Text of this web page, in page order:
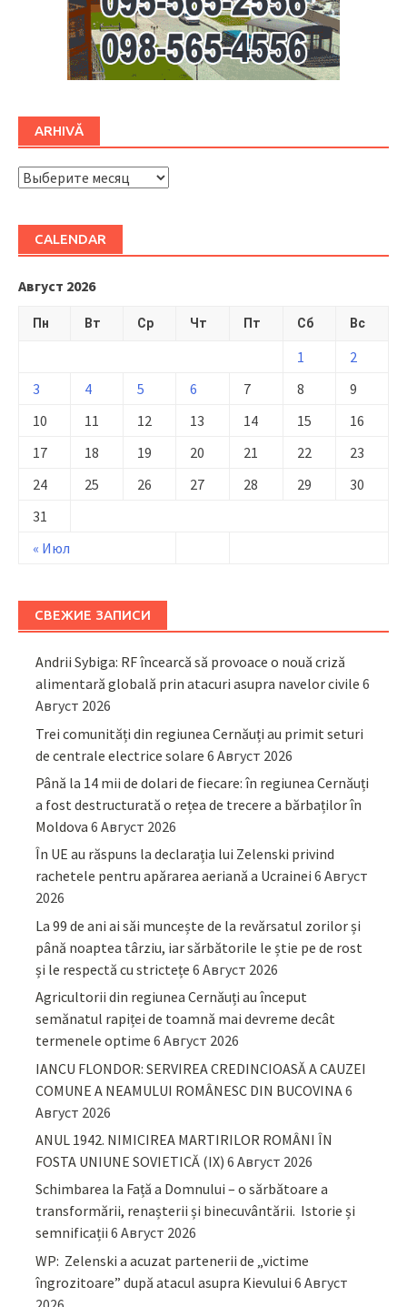
ARHIVĂ
ARHIVĂ
CALENDAR
Август 2026
Пн Вт Ср Чт Пт Сб Вс
« Июл
1
2
3
4 5 6 7 8
9
10
11 12 13 14 15
16
17
18 19 20 21 22
23
24
25 26 27 28 29
30
31
СВЕЖИЕ ЗАПИСИ
Andrii Sybiga: RF încearcă să provoace o nouă criză
alimentară globală prin atacuri asupra navelor civile 6
Август 2026
Trei comunități din regiunea Cernăuți au primit seturi
de centrale electrice solare 6 Август 2026
Până la 14 mii de dolari de fiecare: în regiunea Cernăuți
a fost destructurată o rețea de trecere a bărbaților în
Moldova 6 Август 2026
În UE au răspuns la declarația lui Zelenski privind
rachetele pentru apărarea aeriană a Ucrainei 6 Август
2026
La 99 de ani ai săi muncește de la revărsatul zorilor și
până noaptea târziu, iar sărbătorile le știe pe de rost
și le respectă cu strictețe 6 Август 2026
Agricultorii din regiunea Cernăuți au început
semănatul rapiței de toamnă mai devreme decât
termenele optime 6 Август 2026
IANCU FLONDOR: SERVIREA CREDINCIOASĂ A CAUZEI
COMUNE A NEAMULUI ROMÂNESC DIN BUCOVINA6
Август 2026
ANUL 1942. NIMICIREA MARTIRILOR ROMÂNI ÎN
FOSTA UNIUNE SOVIETICĂ (IX) 6 Август 2026
Schimbarea la Față a Domnului – o sărbătoare a
transformării, renașterii și binecuvântării. Istorie și
semnificații 6 Август 2026
WP: Zelenski a acuzat partenerii de „victime
îngrozitoare” după atacul asupra Kievului 6 Август